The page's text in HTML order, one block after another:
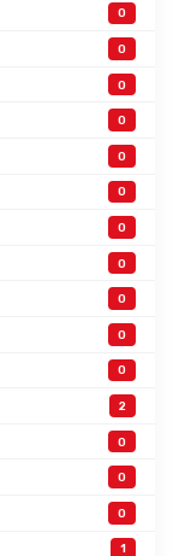
0
0
0
0
0
0
0
0
0
0
0
2
0
0
0
1